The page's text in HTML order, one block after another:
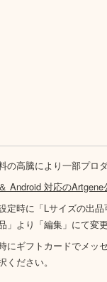
の高騰により一部プロ
Android 対応の
定時に「Lサイズの出
」より「編集」にて変
にギフトカードでメッ
ください。